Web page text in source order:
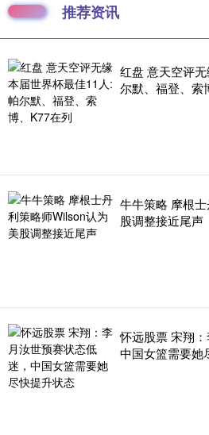
推荐资讯
红盘 意天空评
尔默、福登、索
牛牛策略 摩根
股调整接近尾声
怀远股票 宋翔
中国女篮需要她